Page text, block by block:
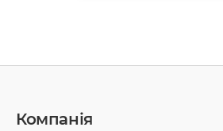
Компанія